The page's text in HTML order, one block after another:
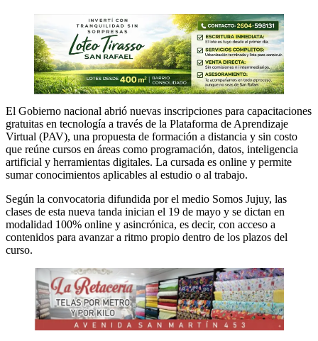
El Gobierno nacional abrió nuevas inscripciones para capacitaciones
gratuitas en tecnología a través de la Plataforma de Aprendizaje
Virtual (PAV), una propuesta de formación a distancia y sin costo
que reúne cursos en áreas como programación, datos, inteligencia
artificial y herramientas digitales. La cursada es online y permite
sumar conocimientos aplicables al estudio o al trabajo.
Según la convocatoria difundida por el medio Somos Jujuy, las
clases de esta nueva tanda inician el 19 de mayo y se dictan en
modalidad 100% online y asincrónica, es decir, con acceso a
contenidos para avanzar a ritmo propio dentro de los plazos del
curso.